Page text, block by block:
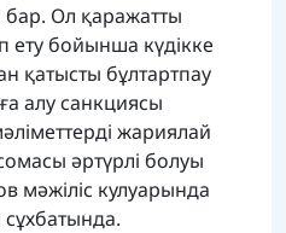
бар. Ол қаражатты
бойынша күдікке
қатысты бұлтартпау
алу санкциясы
жариялай
әртүрлі болуы
мәжіліс кулуарында